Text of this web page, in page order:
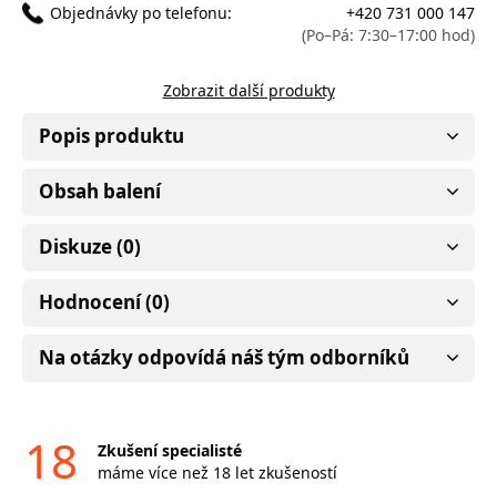
Objednávky po telefonu:
+420 731 000 147
(Po–Pá: 7:30–17:00 hod)
Zobrazit další produkty
Popis produktu
Obsah balení
Diskuze (0)
Hodnocení (0)
Na otázky odpovídá náš tým odborníků
18
Zkušení specialisté
máme více než 18 let zkušeností